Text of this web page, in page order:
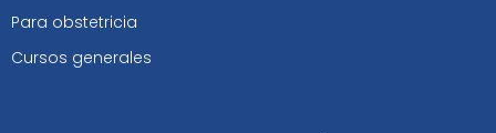
Para obstetricia
Cursos generales